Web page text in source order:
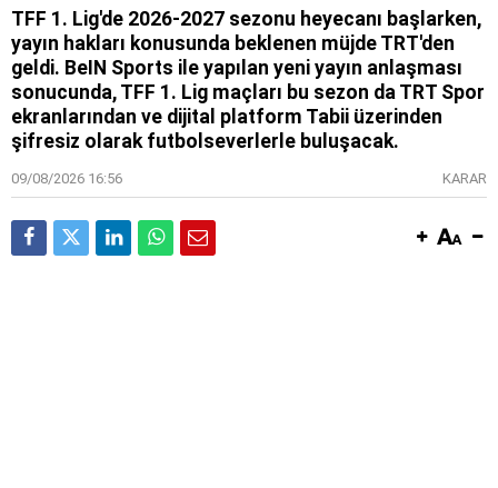
TFF 1. Lig'de 2026-2027 sezonu heyecanı başlarken,
yayın hakları konusunda beklenen müjde TRT'den
geldi. BeIN Sports ile yapılan yeni yayın anlaşması
sonucunda, TFF 1. Lig maçları bu sezon da TRT Spor
ekranlarından ve dijital platform Tabii üzerinden
şifresiz olarak futbolseverlerle buluşacak.
09/08/2026 16:56 KARAR